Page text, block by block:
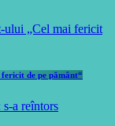
de pe pământ“